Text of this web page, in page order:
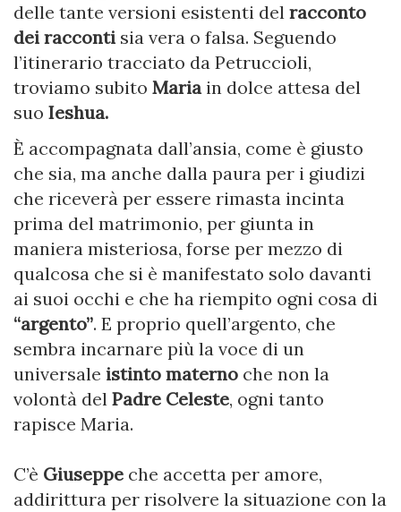
delle tante versioni esistenti del racconto
dei racconti sia vera o falsa. Seguendo
l’itinerario tracciato da Petruccioli,
troviamo subito Mariain dolce attesa del
suo Ieshua.
È accompagnata dall’ansia, come è giusto
che sia, ma anche dalla paura per i giudizi
che riceverà per essere rimasta incinta
prima del matrimonio, per giunta in
maniera misteriosa, forse per mezzo di
qualcosa che si è manifestato solo davanti
ai suoi occhi e che ha riempito ogni cosa di
“argento”. E proprio quell’argento, che
sembra incarnare più la voce di un
universale istinto materno che non la
volontà del Padre Celeste, ogni tanto
rapisce Maria.
C’è Giuseppe che accetta per amore,
addirittura per risolvere la situazione con la